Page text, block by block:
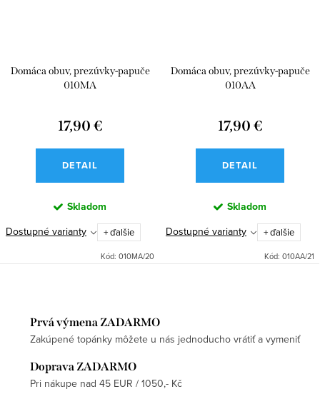
Domáca obuv, prezúvky-papuče
010MA
17,90 €
DETAIL
Skladom
Dostupné varianty + ďalšie
Kód: 010MA/20
Domáca obuv, prezúvky-papuče
010AA
17,90 €
DETAIL
Skladom
Dostupné varianty + ďalšie
Kód: 010AA/21
Prvá výmena ZADARMO
Zakúpené topánky môžete u nás jednoducho vrátiť a vymeniť
Doprava ZADARMO
Pri nákupe nad 45 EUR / 1050,- Kč